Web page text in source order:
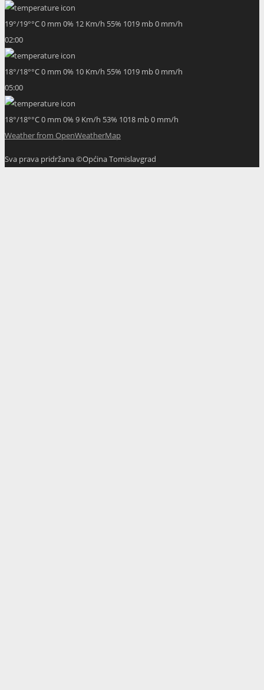
19°/19°°C0 mm 0% 12 Km/h 55% 1019 mb0 mm/h
02:00
18°/18°°C0 mm 0% 10 Km/h 55% 1019 mb0 mm/h
05:00
18°/18°°C0 mm 0% 9 Km/h 53% 1018 mb0 mm/h
Weather from OpenWeatherMap
Sva prava pridržana ©Općina Tomislavgrad